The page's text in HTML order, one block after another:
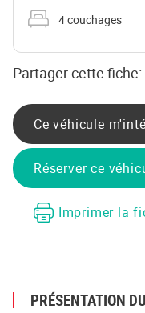
Nombre de couchages
4 couchages
Partager cette fiche:
Ce véhicule
Réserver ce
Imprimer la
PRÉSENTATION